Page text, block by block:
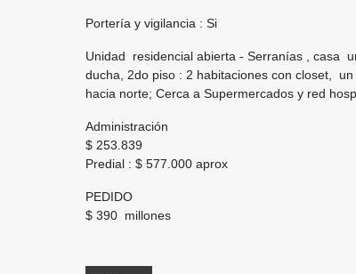
Portería y vigilancia : Si
Unidad residencial abierta - Serranías , casa
ducha, 2do piso : 2 habitaciones con closet,
hacia norte; Cerca a Supermercados y red
Administración
$ 253.839
Predial : $ 577.000 aprox
PEDIDO
$ 390 millones